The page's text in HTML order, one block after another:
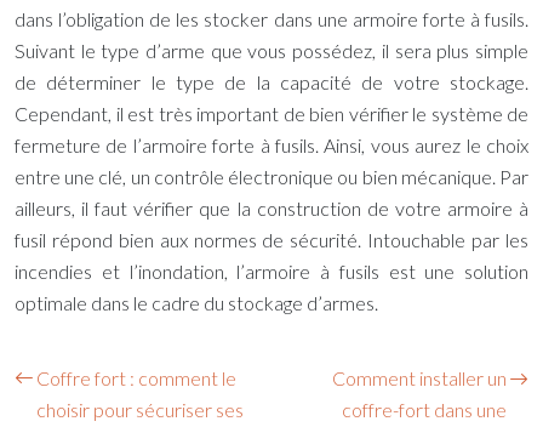
dans l’obligation de les stocker dans une armoire forte à fusils.
Suivant le type d’arme que vous possédez, il sera plus simple
de déterminer le type de la capacité de votre stockage.
Cependant, il est très important de bien vérifier le système de
fermeture de l’armoire forte à fusils. Ainsi, vous aurez le choix
entre une clé, un contrôle électronique ou bien mécanique. Par
ailleurs, il faut vérifier que la construction de votre armoire à
fusil répond bien aux normes de sécurité. Intouchable par les
incendies et l’inondation, l’armoire à fusils est une solution
optimale dans le cadre du stockage d’armes.
Coffre fort : comment le
choisir pour sécuriser ses
Comment installer un
coffre-fort dans une